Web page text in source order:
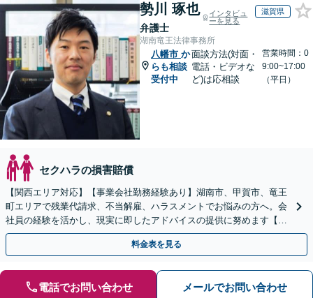
勢川 琢也
弁護士
インタビュ
ーを見る
滋賀県
湖南竜王法律事務所
八幡市 か
らも相談
受付中
面談方法(対面・
電話・ビデオな
ど)は応相談
営業時間：0
9:00~17:00
（平日）
セクハラの損害賠償
【関西エリア対応】【事業会社勤務経験あり】湖南市、甲賀市、竜王
町エリアで残業代請求、不当解雇、ハラスメントでお悩みの方へ。会
社員の経験を活かし、現実に即したアドバイスの提供に努めます【労
使双方に対応】【Web面談OK】
料金表を見る
電話でお問い合わせ メールでお問い合わせ